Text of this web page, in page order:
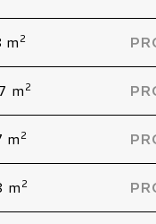
m 2
m2
m 2
m2